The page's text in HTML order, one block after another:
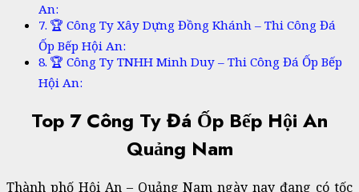
An:
🏆 Công Ty Xây Dựng Đồng Khánh – Thi Công Đá
Ốp Bếp Hội An:
🏆 Công Ty TNHH Minh Duy – Thi Công Đá Ốp Bếp
Hội An:
Top 7 Công Ty Đá Ốp Bếp Hội An
Quảng Nam
Thành phố Hội An – Quảng Nam ngày nay đang có tốc